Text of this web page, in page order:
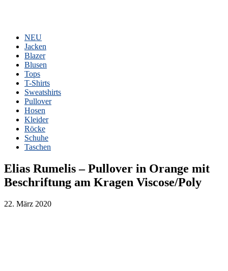
NEU
Jacken
Blazer
Blusen
Tops
T-Shirts
Sweatshirts
Pullover
Hosen
Kleider
Röcke
Schuhe
Taschen
Elias Rumelis – Pullover in Orange mit
Beschriftung am Kragen Viscose/Poly
22. März 2020